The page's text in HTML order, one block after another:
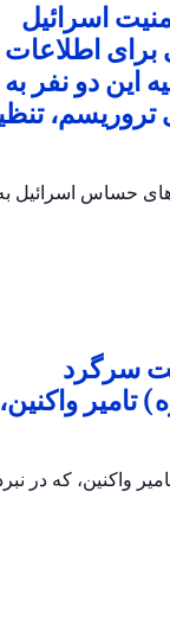
اسرائیل
اطلاعات
این دو نفر به
تروریسم،
حساس اسرائیل
سرگرد
واکنین،
واکنین، که در